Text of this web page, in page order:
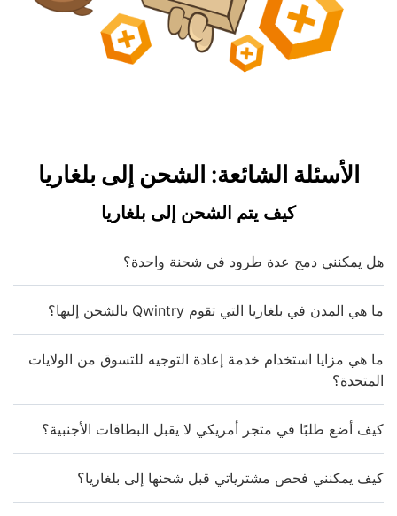
الأسئلة الشائعة: الشحن إلى بلغاريا
كيف يتم الشحن إلى بلغاريا
هل يمكنني دمج عدة طرود في شحنة واحدة؟
ما هي المدن في بلغاريا التي تقوم Qwintry بالشحن إليها؟
ما هي مزايا استخدام خدمة إعادة التوجيه للتسوق من الولايات
المتحدة؟
كيف أضع طلبًا في متجر أمريكي لا يقبل البطاقات الأجنبية؟
كيف يمكنني فحص مشترياتي قبل شحنها إلى بلغاريا؟